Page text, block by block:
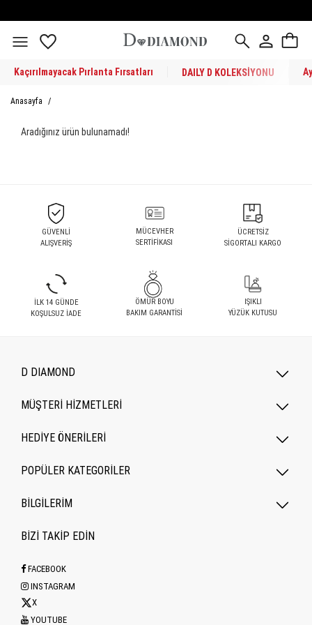
Kaçırılmayacak Pırlanta Fırsatları DAILY D KOLEKSİYONU
Anasayfa /
Aradığınız ürün bulunamadı!
GÜVENLİ
ALIŞVERİŞ
MÜCEVHER
SERTİFİKASI
ÜCRETSİZ
SİGORTALI KARGO
İLK 14 GÜNDE
KOŞULSUZ İADE
ÖMÜR BOYU
BAKIM GARANTİSİ
IŞIKLI
YÜZÜK KUTUSU
D DIAMOND
MÜŞTERİ HİZMETLERİ
HEDİYE ÖNERİLERİ
POPÜLER KATEGORILER
BİLGİLERİM
BİZİ TAKİP EDİN
FACEBOOK
INSTAGRAM
X
YOUTUBE